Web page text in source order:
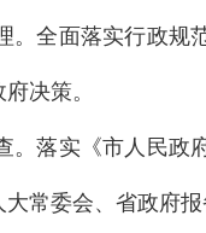
。全面落实行政规
决策。
。落实《市人民政
常委会、省政府